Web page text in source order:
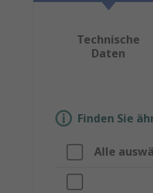
Technische
Daten
Finden Sie
Alle